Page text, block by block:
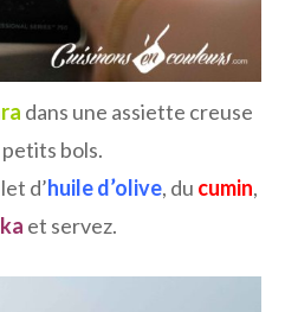
dans une assiette creuse
bols.
d’huile d’olive, du cumin,
et servez.